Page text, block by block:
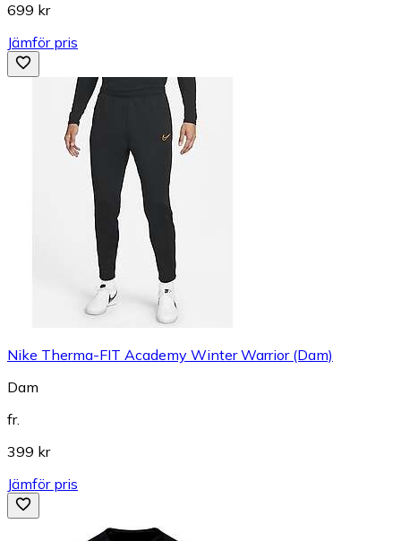
699 kr
Jämför pris
Nike Therma-FIT Academy Winter Warrior (Dam)
Dam
fr.
399 kr
Jämför pris